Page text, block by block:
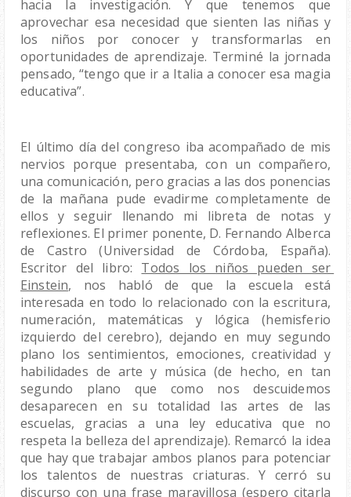
hacia la investigación. Y que tenemos que
aprovechar esa necesidad que sienten las niñas y
los niños por conocer y transformarlas en
oportunidades de aprendizaje. Terminé la jornada
pensado, “tengo que ir a Italia a conocer esa magia
educativa”.
El último día del congreso iba acompañado de mis
nervios porque presentaba, con un compañero,
una comunicación, pero gracias a las dos ponencias
de la mañana pude evadirme completamente de
ellos y seguir llenando mi libreta de notas y
reflexiones. El primer ponente, D. Fernando Alberca
de Castro (Universidad de Córdoba, España).
Escritor del libro: Todos los niños pueden ser
Einstein, nos habló de que la escuela está
interesada en todo lo relacionado con la escritura,
numeración, matemáticas y lógica (hemisferio
izquierdo del cerebro), dejando en muy segundo
plano los sentimientos, emociones, creatividad y
habilidades de arte y música (de hecho, en tan
segundo plano que como nos descuidemos
desaparecen en su totalidad las artes de las
escuelas, gracias a una ley educativa que no
respeta la belleza del aprendizaje). Remarcó la idea
que hay que trabajar ambos planos para potenciar
los talentos de nuestras criaturas. Y cerró su
discurso con una frase maravillosa (espero citarla